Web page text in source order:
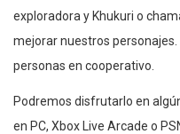
exploradora y Khukuri o
mejorar nuestros
personas en cooperativo.
Podremos disfrutarlo en
en PC, Xbox Live Arcade o